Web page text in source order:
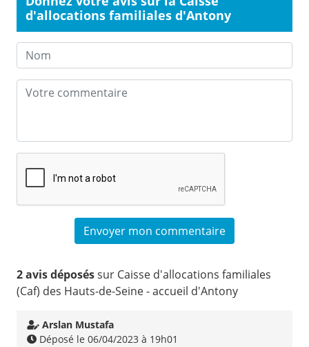
d'allocations familiales d'Antony
2 avis déposéssur Caisse d'allocations familiales
(Caf) des Hauts-de-Seine - accueil d'Antony
Arslan Mustafa
Déposé le 06/04/2023 à 19h01